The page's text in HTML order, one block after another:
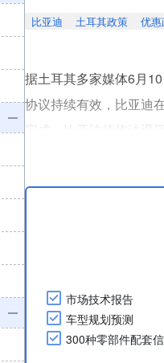
比亚迪 土耳其政策 优
据土耳其多家媒体6月
协议持续有效，比亚迪
完成，比亚迪须依法退
比亚迪曾于2024年宣布
市场技术报告
车型规划预测
300种零部件配套